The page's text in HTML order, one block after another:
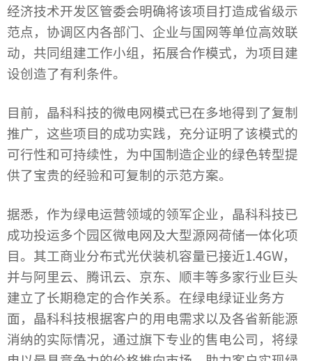
经济技术开发区管委会明确将该项目打造成省级示
范点，协调区内各部门、企业与国网等单位高效联
动，共同组建工作小组，拓展合作模式，为项目建
设创造了有利条件。
目前， 晶科科技的微电网模式已在多地得到了复制
推广，这些项目的成功实践，充分证明了该模式的
可行性和可持续性，为中国制造企业的绿色转型提
供了宝贵的经验和可复制的示范方案。
据悉，作为绿电运营领域的领军企业，晶科科技已
成功投运多个园区微电网及大型源网荷储一体化项
目。其工商业分布式光伏装机容量已接近1.4GW，
并与阿里云、腾讯云、京东、顺丰等多家行业巨头
建立了长期稳定的合作关系。在绿电绿证业务方
面，晶科科技根据客户的用电需求以及各省新能源
消纳的实际情况，通过旗下专业的售电公司，将绿